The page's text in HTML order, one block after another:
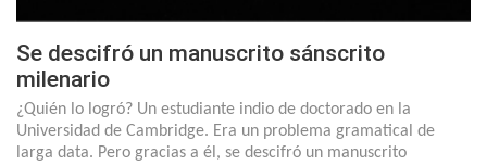
Se descifró un manuscrito sánscrito
milenario
¿Quién lo logró? Un estudiante indio de doctorado en la
Universidad de Cambridge. Era un problema gramatical de
larga data. Pero gracias a él, se descifró un manuscrito